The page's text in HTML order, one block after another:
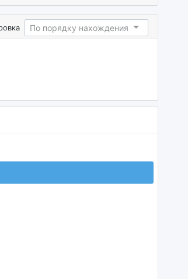
По порядку нахождения